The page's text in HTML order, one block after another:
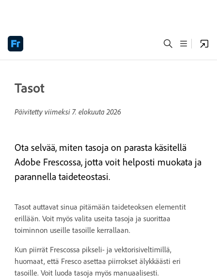
Tasot
Päivitetty viimeksi 7. elokuuta 2026
Ota selvää, miten tasoja on parasta käsitellä
Adobe Frescossa, jotta voit helposti muokata ja
parannella taideteostasi.
Tasot auttavat sinua pitämään taideteoksen elementit
erillään. Voit myös valita useita tasoja ja suorittaa
toiminnon useille tasoille kerrallaan.
Kun piirrät Frescossa pikseli- ja vektorisiveltimillä,
huomaat, että Fresco asettaa piirrokset älykkäästi eri
tasoille. Voit luoda tasoja myös manuaalisesti.